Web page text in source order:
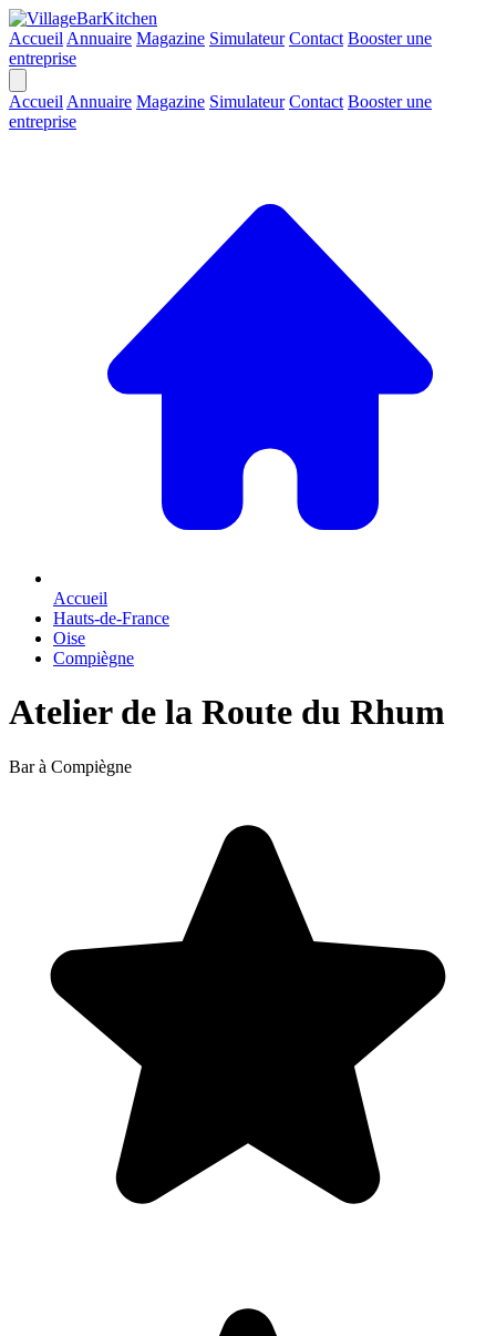
Accueil Annuaire Magazine Simulateur Contact Booster une
entreprise
Accueil Annuaire Magazine Simulateur Contact Booster une
entreprise
Accueil
Hauts-de-France
Oise
Compiègne
Atelier de la Route du Rhum
Bar à Compiègne